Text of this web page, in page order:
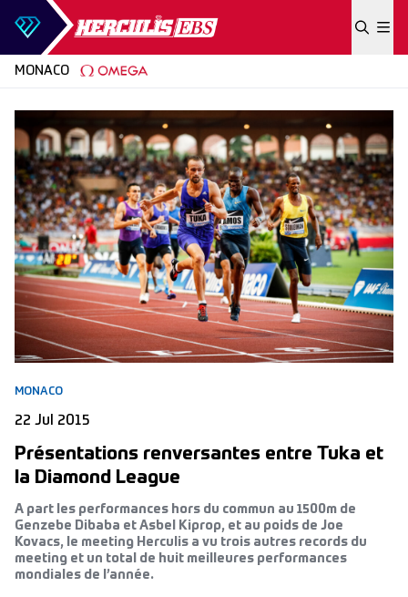
Skip to content
MONACO
MONACO
22 Jul 2015
Présentations renversantes entre Tuka et
la Diamond League
A part les performances hors du commun au 1500m de
Genzebe Dibaba et Asbel Kiprop, et au poids de Joe
Kovacs, le meeting Herculis a vu trois autres records du
meeting et un total de huit meilleures performances
mondiales de l’année.